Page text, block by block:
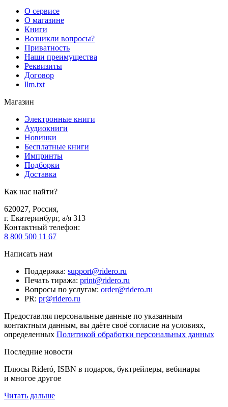
О сервисе
О магазине
Книги
Возникли вопросы?
Приватность
Наши преимущества
Реквизиты
Договор
llm.txt
Магазин
Электронные книги
Аудиокниги
Новинки
Бесплатные книги
Импринты
Подборки
Доставка
Как нас найти?
620027, Россия,
г. Екатеринбург, а/я 313
Контактный телефон:
8 800 500 11 67
Написать нам
Поддержка: support@ridero.ru
Печать тиража: print@ridero.ru
Вопросы по услугам: order@ridero.ru
PR: pr@ridero.ru
Предоставляя персональные данные по указанным
контактным данным, вы даёте своё согласие на условиях,
определенных Политикой обработки персональных данных
Последние новости
Плюсы Rideró, ISBN в подарок, буктрейлеры, вебинары
и многое другое
Читать дальше